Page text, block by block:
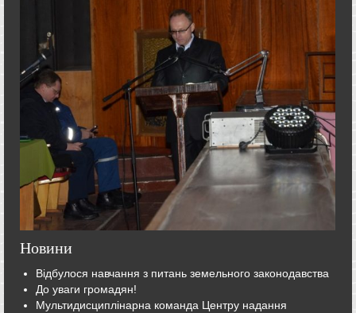
Новини
Відбулося навчання з питань земельного законодавства
До уваги громадян!
Мультидисциплінарна команда Центру надання